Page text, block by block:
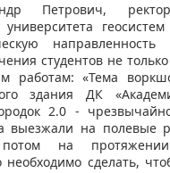
Петрович,
университета
студентов не
работам: «Тема
здания ДК
2.0 -
выезжали на полевые
на
сделать,